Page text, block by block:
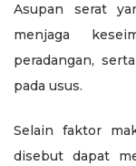
Asupan serat
menjaga
peradangan,
pada usus.
Selain faktor
disebut dapat